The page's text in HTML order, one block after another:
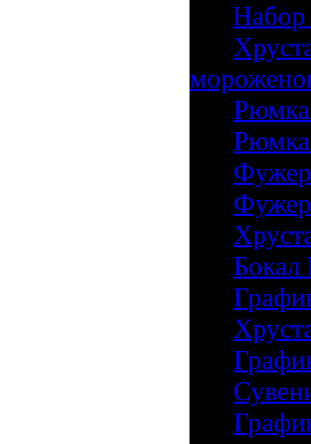
Набор
Рюмка
Рюмка
Фужер
Фужер
Бокал